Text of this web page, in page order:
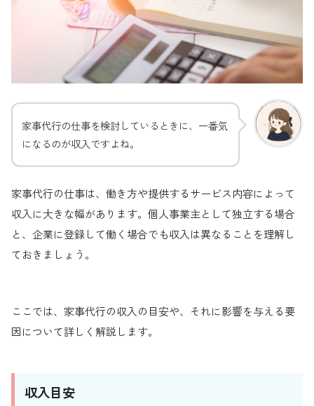
家事代行の仕事を検討しているときに、一番気
になるのが収入ですよね。
家事代行の仕事は、働き方や提供するサービス内容によって
収入に大きな幅があります。個人事業主として独立する場合
と、企業に登録して働く場合でも収入は異なることを理解し
ておきましょう。
ここでは、家事代行の収入の目安や、それに影響を与える要
因について詳しく解説します。
収入目安